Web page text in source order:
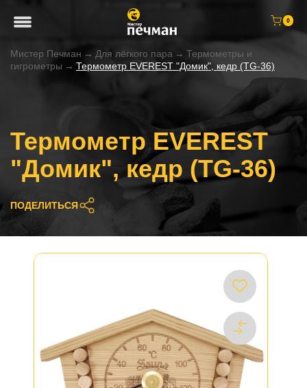
0
Мистер Печман → Для лёгкого пара → Термометры и
гигрометры → Термометр EVEREST "Домик", кедр (TG-36)
Термометр EVEREST
"Домик", кедр (TG-36)
ПОДЕЛИТЬСЯ